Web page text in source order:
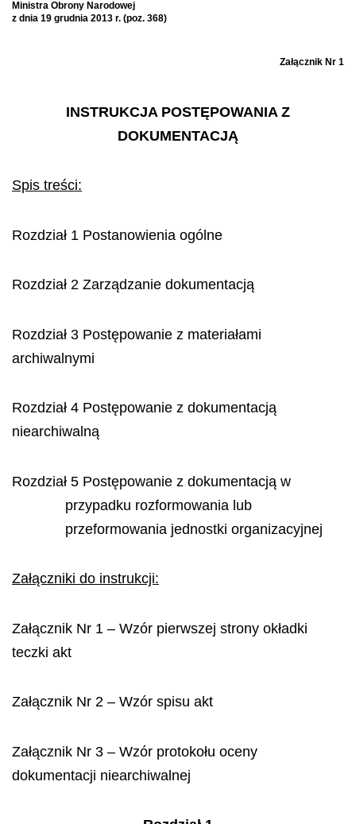
Ministra Obrony Narodowej
z dnia 19 grudnia 2013 r. (poz. 368)
Załącznik Nr 1
INSTRUKCJA POSTĘPOWANIA Z
DOKUMENTACJĄ
Spis treści:
Rozdział 1 Postanowienia ogólne
Rozdział 2 Zarządzanie dokumentacją
Rozdział 3 Postępowanie z materiałami
archiwalnymi
Rozdział 4 Postępowanie z dokumentacją
niearchiwalną
Rozdział 5 Postępowanie z dokumentacją w
przypadku rozformowania lub
przeformowania jednostki organizacyjnej
Załączniki do instrukcji:
Załącznik Nr 1 – Wzór pierwszej strony okładki
teczki akt
Załącznik Nr 2 – Wzór spisu akt
Załącznik Nr 3 – Wzór protokołu oceny
dokumentacji niearchiwalnej